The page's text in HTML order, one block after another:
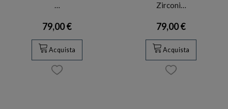
…
79,00 €
Acquista
Zirconi…
79,00 €
Acquista